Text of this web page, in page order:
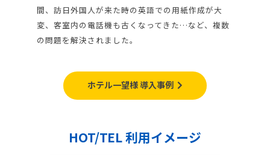
間、訪日外国人が来た時の英語での用紙作成が大
変、客室内の電話機も古くなってきた…など、複数
の問題を解決されました。
ホテル一望様 導入事例
HOT/TEL 利用イメージ